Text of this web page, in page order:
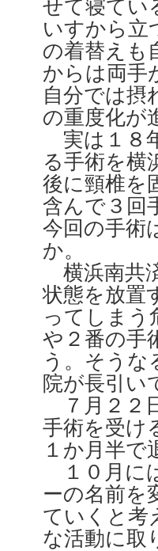
せて寝てい
いすから立
の着替えも
からは両手
自分では摂
の重度化が
実は１８
る手術を横
後に頸椎を
含んで３回
今回の手術
か。
横浜南共
状態を放置
ってしまう
や２番の手
う。そうな
院が長引い
７月２２
手術を受け
１か月半で
１０月に
ーの名前を
ていくと考
な活動に取